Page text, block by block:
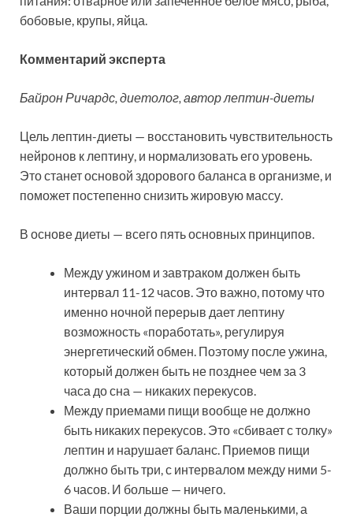
бобовые, крупы, яйца.
Комментарий эксперта
Байрон Ричардс, диетолог, автор лептин-диеты
Цель лептин-диеты — восстановить чувствительность
нейронов к лептину, и нормализовать его уровень.
Это станет основой здорового баланса в организме, и
поможет постепенно снизить жировую массу.
В основе диеты — всего пять основных принципов.
Между ужином и завтраком должен быть
интервал 11-12 часов. Это важно, потому что
именно ночной перерыв дает лептину
возможность «поработать», регулируя
энергетический обмен. Поэтому после ужина,
который должен быть не позднее чем за 3
часа до сна — никаких перекусов.
Между приемами пищи вообще не должно
быть никаких перекусов. Это «сбивает с толку»
лептин и нарушает баланс. Приемов пищи
должно быть три, с интервалом между ними 5-
6 часов. И больше — ничего.
Ваши порции должны быть маленькими, а